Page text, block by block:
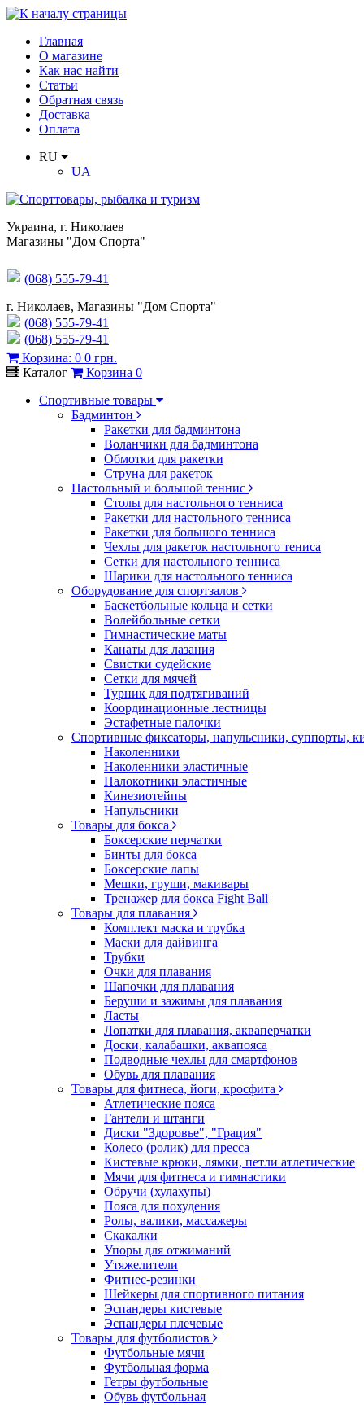
Главная
О магазине
Как нас найти
Статьи
Обратная связь
Доставка
Оплата
RU
UA
Украина, г. Николаев
Магазины "Дом Спорта"
(068) 555-79-41
г. Николаев, Магазины "Дом Спорта"
(068) 555-79-41
(068) 555-79-41
Корзина: 0 0 грн.
Каталог
Корзина 0
Спортивные товары
Бадминтон
Ракетки для бадминтона
Воланчики для бадминтона
Обмотки для ракетки
Струна для ракеток
Настольный и большой теннис
Столы для настольного тенниса
Ракетки для настольного тенниса
Ракетки для большого тенниса
Чехлы для ракеток настольного тениса
Сетки для настольного тенниса
Шарики для настольного тенниса
Оборудование для спортзалов
Баскетбольные кольца и сетки
Волейбольные сетки
Гимнастические маты
Канаты для лазания
Свистки судейские
Сетки для мячей
Турник для подтягиваний
Координационные лестницы
Эстафетные палочки
Спортивные фиксаторы, напульсники, суппорты,
Наколенники
Наколенники эластичные
Налокотники эластичные
Кинезиотейпы
Напульсники
Товары для бокса
Боксерские перчатки
Бинты для бокса
Боксерские лапы
Мешки, груши, макивары
Тренажер для бокса Fight Ball
Товары для плавания
Комплект маска и трубка
Маски для дайвинга
Трубки
Очки для плавания
Шапочки для плавания
Беруши и зажимы для плавания
Ласты
Лопатки для плавания, акваперчатки
Доски, калабашки, аквапояса
Подводные чехлы для смартфонов
Обувь для плавания
Товары для фитнеса, йоги, кросфита
Атлетические пояса
Гантели и штанги
Диски "Здоровье", "Грация"
Колесо (ролик) для пресса
Кистевые крюки, лямки, петли атлетические
Мячи для фитнеса и гимнастики
Обручи (хулахупы)
Пояса для похудения
Ролы, валики, массажеры
Скакалки
Упоры для отжиманий
Утяжелители
Фитнес-резинки
Шейкеры для спортивного питания
Эспандеры кистевые
Эспандеры плечевые
Товары для футболистов
Футбольные мячи
Футбольная форма
Гетры футбольные
Обувь футбольная